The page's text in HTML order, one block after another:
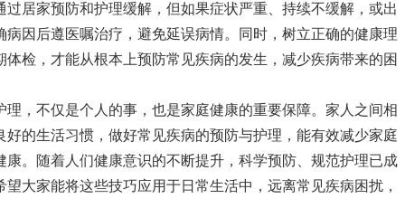
居家预防和护理缓解，但如果症状严重、持续不缓解，或出
因后遵医嘱治疗，避免延误病情。同时，树立正确的健康理
检，才能从根本上预防常见疾病的发生，减少疾病带来的困
理，不仅是个人的事，也是家庭健康的重要保障。家人之间相
的生活习惯，做好常见疾病的预防与护理，能有效减少家庭
康。随着人们健康意识的不断提升，科学预防、规范护理已成
大家能将这些技巧应用于日常生活中，远离常见疾病困扰，